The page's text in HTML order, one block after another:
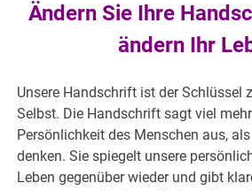
Ändern Sie Ihre
ändern Ihr
Unsere Handschrift ist der Schlüssel
Selbst. Die Handschrift sagt viel
Persönlichkeit des Menschen aus,
denken. Sie spiegelt unsere
Leben gegenüber wieder und gibt